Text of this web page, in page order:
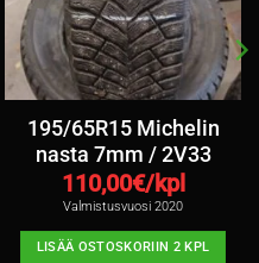
195/65R15 Michelin
nasta 7mm / 2V33
110,00€/kpl
Valmistusvuosi 2020
LISÄÄ OSTOSKORIIN 2 KPL